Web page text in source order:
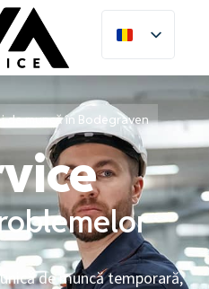
de muncă în Bodegraven
unică de muncă temporară,